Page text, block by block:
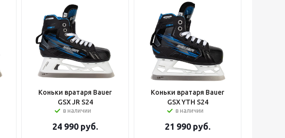
Коньки вратаря Bauer
GSX JR S24
в наличии
24 990 руб.
Коньки вратаря Bauer
GSX YTH S24
в наличии
21 990 руб.